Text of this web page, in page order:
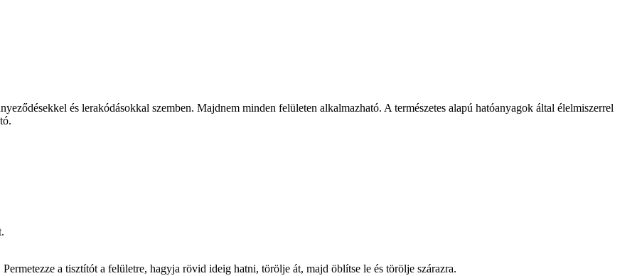
és lerakódásokkal szemben. Majdnem minden felületen alkalmazható. A természetes alapú hatóanyagok által élelmiszerrel
a tisztítót a felületre, hagyja rövid ideig hatni, törölje át, majd öblítse le és törölje szárazra.